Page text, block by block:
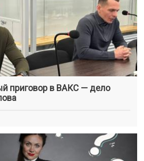
приговор в ВАКС — дело